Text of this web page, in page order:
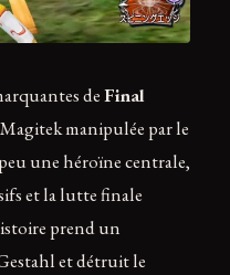
deFinal
Magitek manipulée par le
une héroïne centrale,
et la lutte finale
prend un
et détruit le